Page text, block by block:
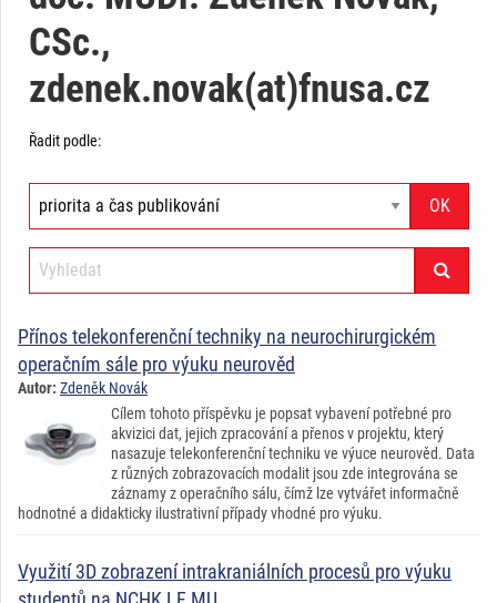
CSc.,
zdenek.novak(at)fnusa.cz
Řadit podle:
Přínos telekonferenční techniky na neurochirurgickém
operačním sále pro výuku neurověd
Autor: Zdeněk Novák
Cílem tohoto příspěvku je popsat vybavení potřebné pro
akvizici dat, jejich zpracování a přenos v projektu, který
nasazuje telekonferenční techniku ve výuce neurověd. Data
z různých zobrazovacích modalit jsou zde integrována se
záznamy z operačního sálu, čímž lze vytvářet informačně
hodnotné a didakticky ilustrativní případy vhodné pro výuku.
Využití 3D zobrazení intrakraniálních procesů pro výuku